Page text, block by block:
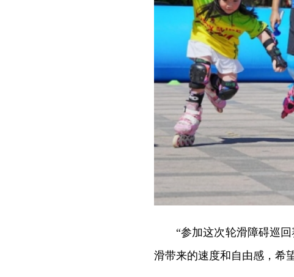
“参加这次轮滑障碍巡
滑带来的速度和自由感，希